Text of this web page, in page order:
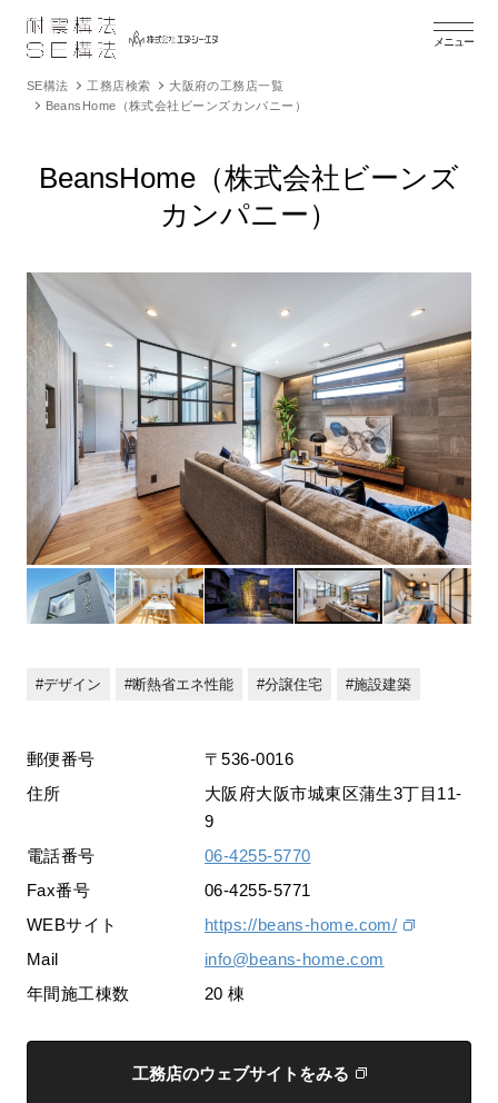
メニュー
SE構法 工務店検索
大阪府の工務店一覧
BeansHome（株式会社ビーンズカンパニー）
BeansHome（株式会社ビーンズ
カンパニー）
デザイン 断熱省エネ性能 分譲住宅 施設建築
郵便番号
〒536-0016
住所
大阪府大阪市城東区蒲生3丁目11-
9
電話番号
06-4255-5770
Fax番号
06-4255-5771
WEBサイト
https://beans-home.com/
Mail
info@beans-home.com
年間施工棟数
20 棟
工務店のウェブサイトをみる